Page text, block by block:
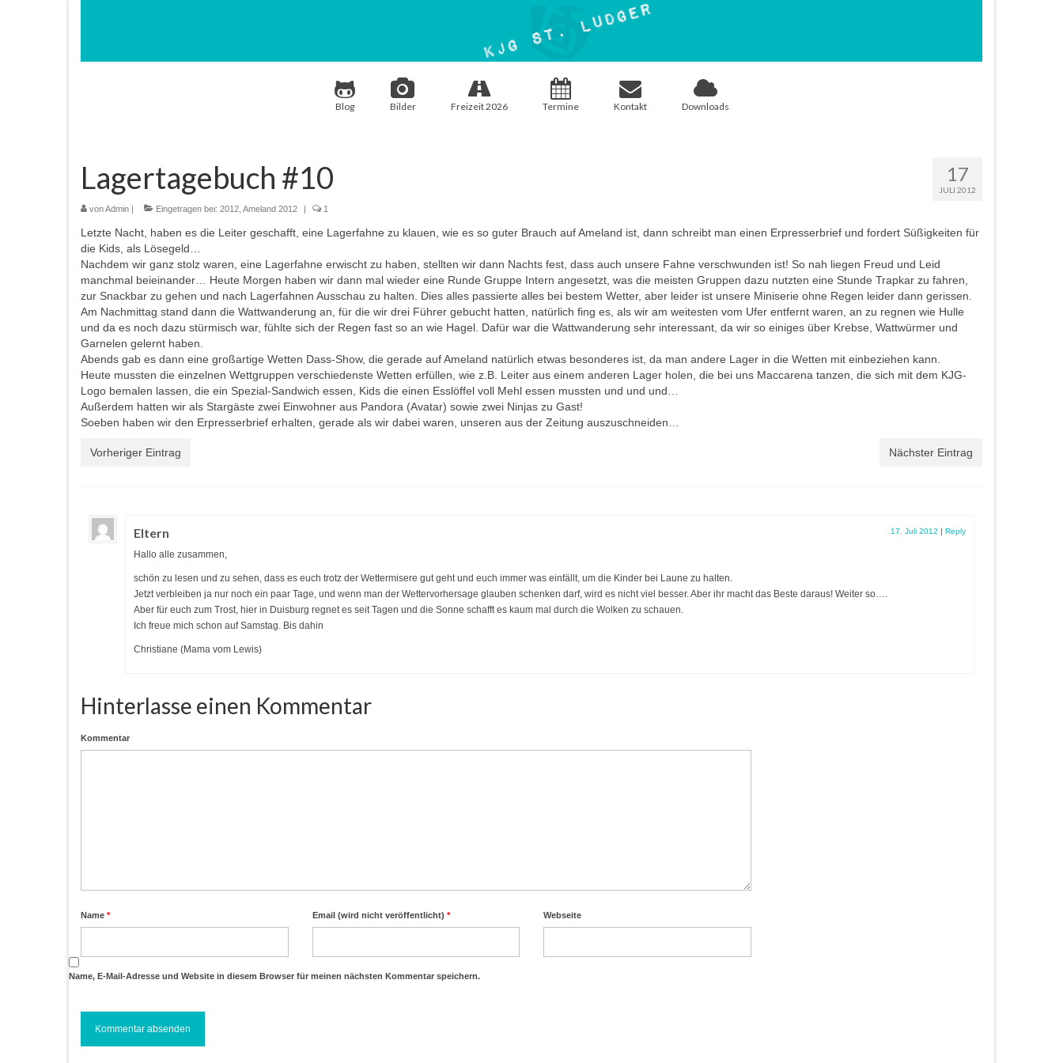
Blog Bilder Freizeit 2026 Termine Kontakt Downloads
17
JULI 2012
Lagertagebuch #10
vonAdmin | Eingetragen bei: 2012 Ameland 2012 | 1
Letzte Nacht, haben es die Leiter geschafft, eine Lagerfahne zu klauen, wie es so guter Brauch auf Ameland ist, dann schreibt man einen Erpresserbrief und fordert Süßigkeiten für
die Kids, als Lösegeld…
Nachdem wir ganz stolz waren, eine Lagerfahne erwischt zu haben, stellten wir dann Nachts fest, dass auch unsere Fahne verschwunden ist! So nah liegen Freud und Leid
manchmal beieinander… Heute Morgen haben wir dann mal wieder eine Runde Gruppe Intern angesetzt, was die meisten Gruppen dazu nutzten eine Stunde Trapkar zu fahren,
zur Snackbar zu gehen und nach Lagerfahnen Ausschau zu halten. Dies alles passierte alles bei bestem Wetter, aber leider ist unsere Miniserie ohne Regen leider dann gerissen.
Am Nachmittag stand dann die Wattwanderung an, für die wir drei Führer gebucht hatten, natürlich fing es, als wir am weitesten vom Ufer entfernt waren, an zu regnen wie Hulle
und da es noch dazu stürmisch war, fühlte sich der Regen fast so an wie Hagel. Dafür war die Wattwanderung sehr interessant, da wir so einiges über Krebse, Wattwürmer und
Garnelen gelernt haben.
Abends gab es dann eine großartige Wetten Dass-Show, die gerade auf Ameland natürlich etwas besonderes ist, da man andere Lager in die Wetten mit einbeziehen kann.
Heute mussten die einzelnen Wettgruppen verschiedenste Wetten erfüllen, wie z.B. Leiter aus einem anderen Lager holen, die bei uns Maccarena tanzen, die sich mit dem KJG-
Logo bemalen lassen, die ein Spezial-Sandwich essen, Kids die einen Esslöffel voll Mehl essen mussten und und und…
Außerdem hatten wir als Stargäste zwei Einwohner aus Pandora (Avatar) sowie zwei Ninjas zu Gast!
Soeben haben wir den Erpresserbrief erhalten, gerade als wir dabei waren, unseren aus der Zeitung auszuschneiden…
Vorheriger Eintrag Nächster Eintrag
Eltern 17. Juli 2012 | Reply
Hallo alle zusammen,
schön zu lesen und zu sehen, dass es euch trotz der Wettermisere gut geht und euch immer was einfällt, um die Kinder bei Laune zu halten.
Jetzt verbleiben ja nur noch ein paar Tage, und wenn man der Wettervorhersage glauben schenken darf, wird es nicht viel besser. Aber ihr macht das Beste daraus! Weiter so….
Aber für euch zum Trost, hier in Duisburg regnet es seit Tagen und die Sonne schafft es kaum mal durch die Wolken zu schauen.
Ich freue mich schon auf Samstag. Bis dahin
Christiane (Mama vom Lewis)
Hinterlasse einen Kommentar
Kommentar
Name * Email (wird nicht veröffentlicht) * Webseite
Name, E-Mail-Adresse und Website in diesem Browser für meinen nächsten Kommentar speichern.